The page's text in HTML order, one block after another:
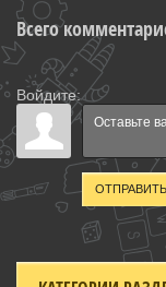
Всего
Войдите:
ОТПРАВИТЬ